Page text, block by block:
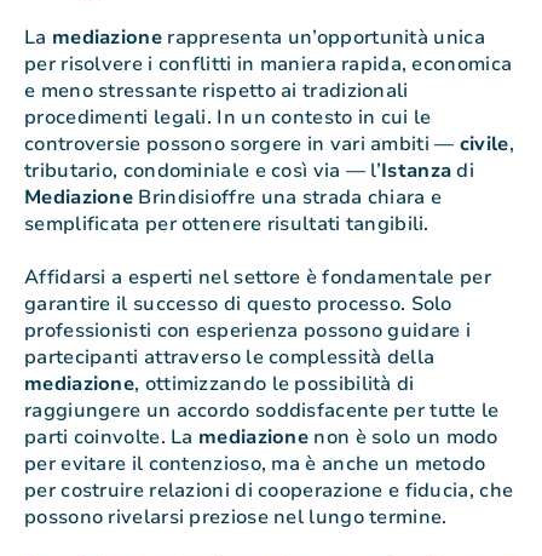
La mediazionerappresenta un’opportunità unica
per risolvere i conflitti in maniera rapida, economica
e meno stressante rispetto ai tradizionali
procedimenti legali. In un contesto in cui le
controversie possono sorgere in vari ambiti — civile,
tributario, condominiale e così via — l’Istanzadi
Mediazione Brindisioffre una strada chiara e
semplificata per ottenere risultati tangibili.
Affidarsi a esperti nel settore è fondamentale per
garantire il successo di questo processo. Solo
professionisti con esperienza possono guidare i
partecipanti attraverso le complessità della
mediazione, ottimizzando le possibilità di
raggiungere un accordo soddisfacente per tutte le
parti coinvolte. La mediazione non è solo un modo
per evitare il contenzioso, ma è anche un metodo
per costruire relazioni di cooperazione e fiducia, che
possono rivelarsi preziose nel lungo termine.